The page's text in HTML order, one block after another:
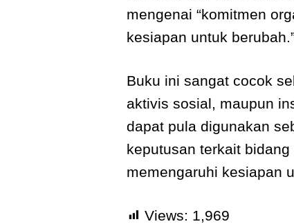
mengenai “komitmen
kesiapan untuk
Buku ini sangat cocok
aktivis sosial, maupun
dapat pula digunakan
keputusan terkait
memengaruhi kesiapan
Views: 1,969